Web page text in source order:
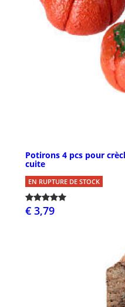
Potirons 4 pcs pour
cuite
EN RUPTURE DE STOCK
€ 3,79